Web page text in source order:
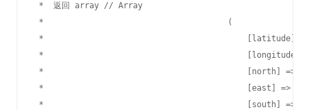
*  返回 array // Array
*					(
*					    [latitude] => 39.416916975752
*					    [longitude] => 100.92223992571
*					    [north] => 39.416917059571
*					    [east] => 100.92224009335
*					    [south] => 100.92223992571